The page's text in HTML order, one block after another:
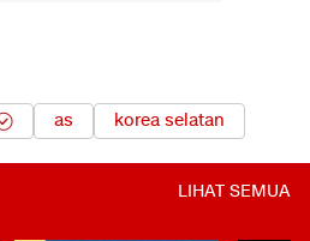
as korea selatan
LIHAT SEMUA